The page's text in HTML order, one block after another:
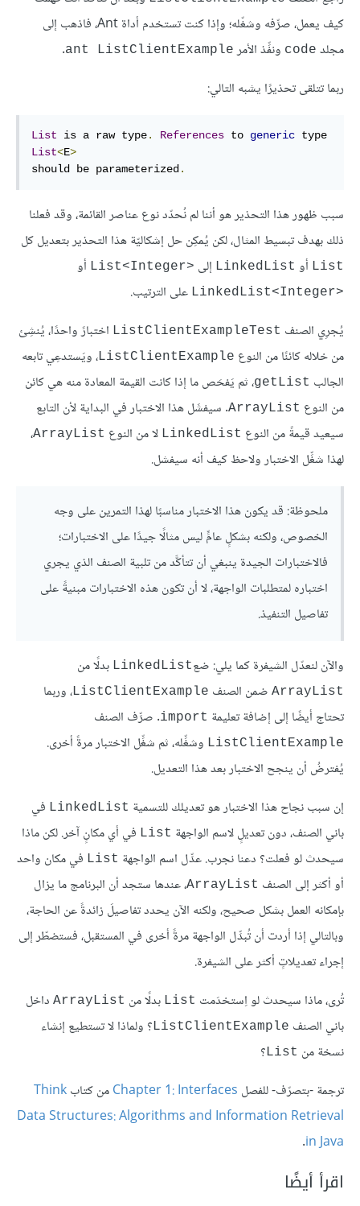
كيف يعمل، صرِّفه وشغّله؛ وإذا كنت تستخدم أداة Ant، فاذهب إلى
مجلد code ونفِّذ الأمر ant ListClientExample
.
ربما تتلقى تحذيرًا يشبه التالي:
List is a raw type. References to generic
List<E>
should be parameterized .
سبب ظهور هذا التحذير هو أننا لم نُحدّد نوع عناصر القائمة، وقد فعلنا
ذلك بهدف تبسيط المثال، لكن يُمكِن حل إشكاليّة هذا التحذير بتعديل كل
List أو LinkedList إلى List<Integer>‎ أو
LinkedList<Integer>‎ على الترتيب.
يُجرِي الصنف ListClientExampleTest اختبارً واحدًا، يُنشِئ
من خلاله كائنًا من النوع ListClientExample، ويَستدعِي تابعه
الجالب getList، ثم يَفحَص ما إذا كانت القيمة المعادة منه هي كائن
من النوع ArrayList. سيفشَل هذا الاختبار في البداية لأن التابع
سيعيد قيمةً من النوع LinkedList لا من النوع ArrayList،
لهذا شغِّل الاختبار ولاحظ كيف أنه سيفشل.
ملحوظة: قد يكون هذا الاختبار مناسبًا لهذا التمرين على وجه
الخصوص، ولكنه بشكلٍ عامٍّ ليس مثالًا جيدًا على الاختبارات؛
فالاختبارات الجيدة ينبغي أن تتأكَّد من تلبية الصنف الذي يجري
اختباره لمتطلبات الواجهة، لا أن تكون هذه الاختبارات مبنيةً على
تفاصيل التنفيذ.
والآن لنعدّل الشيفرة كما يلي: ضعLinkedList بدلًا من
ArrayList ضمن الصنف ListClientExample، وربما
تحتاج أيضًا إلى إضافة تعليمة import. صرِّف الصنف
ListClientExample وشغِّله، ثم شغِّل الاختبار مرةً أخرى.
يُفترضُ أن ينجح الاختبار بعد هذا التعديل.
إن سبب نجاح هذا الاختبار هو تعديلك للتسمية LinkedList في
باني الصنف، دون تعديلٍ لاسم الواجهة List في أي مكانٍ آخر. لكن ماذا
سيحدث لو فعلت؟ دعنا نجرب. عدِّل اسم الواجهة List في مكان واحد
أو أكثر إلى الصنف ArrayList، عندها ستجد أن البرنامج ما يزال
بإمكانه العمل بشكل صحيح، ولكنه الآن يحدد تفاصيلَ زائدةً عن الحاجة،
وبالتالي إذا أردت أن تُبدِّل الواجهة مرةً أخرى في المستقبل، فستضطّر إلى
إجراء تعديلاتٍ أكثر على الشيفرة.
تُرى، ماذا سيحدث لو اِستخدَمت List بدلًا من ArrayList داخل
باني الصنف ListClientExample؟ ولماذا لا تستطيع إنشاء
نسخة من List؟
ترجمة -بتصرّف- للفصل Chapter 1: Interfacesمن كتابThink
Data Structures: Algorithms and Information Retrieval
in Java
.
اقرأ أيضًا